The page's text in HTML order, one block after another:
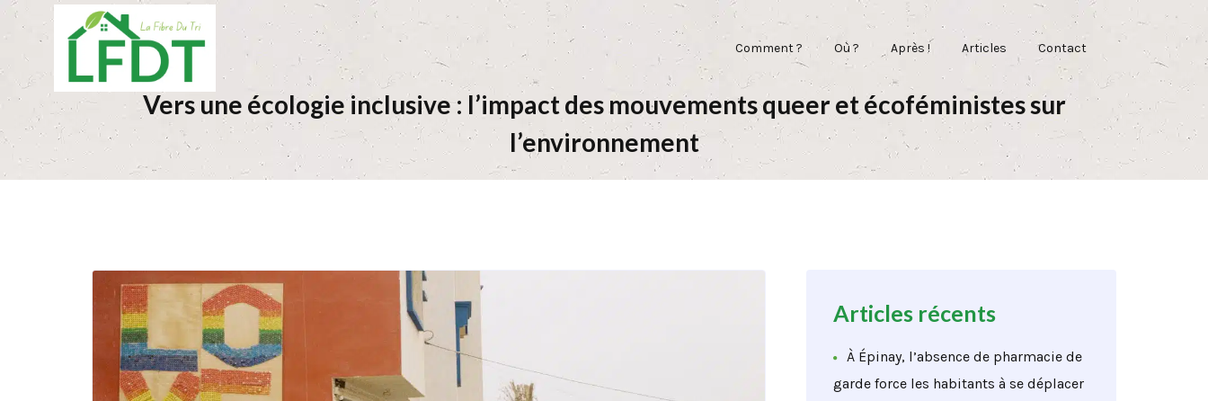
Comment ? Où ? Après ! Articles Contact
Vers une écologie inclusive : l’impact des mouvements queer et écoféministes sur
l’environnement
Articles récents
À Épinay, l’absence de pharmacie de
garde force les habitants à se déplacer